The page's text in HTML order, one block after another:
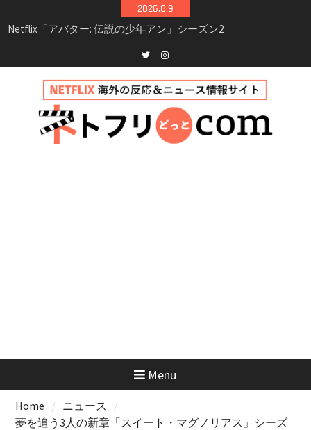
to
2026.8.9
シーズン3最新情報
Netflix映画「ボイスメールで恋をして」キャス
イッチ主演ロマコメ
新決定！2027年撮影開始へ
兄弟大騒動のコメディ映画「リトル・ブラザ
ー」がNetflixで配信！─キャスト・あらすじ・
見どころまとめ
Twitterinstagram
Menu
Home
ニュース
夢を追う3人の新章「スイート・マグノリアス」シーズ